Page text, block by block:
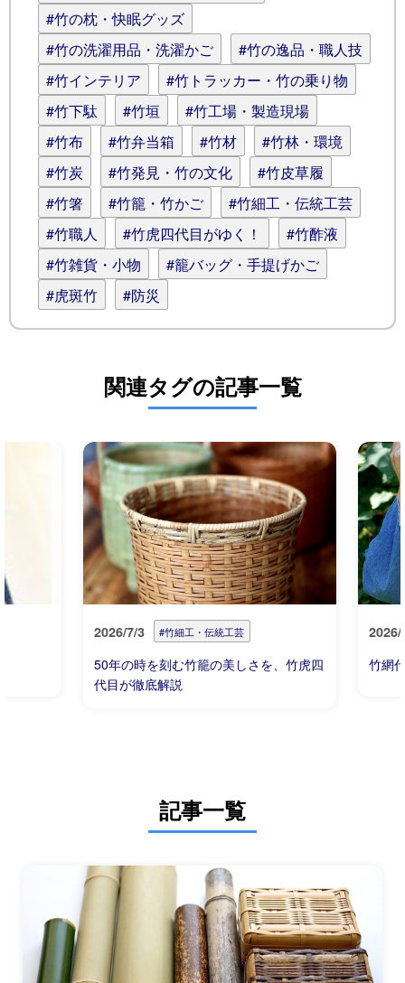
#竹の枕・快眠グッズ
#竹の洗濯用品・洗濯かご
#竹の逸品・職人技
#竹インテリア
#竹トラッカー・竹の乗り物
#竹下駄
#竹垣
#竹工場・製造現場
#竹布
#竹弁当箱 #竹材
#竹林・環境
#竹炭
#竹発見・竹の文化
#竹皮草履
#竹箸
#竹籠・竹かご
#竹細工・伝統工芸
#竹職人
#竹虎四代目がゆく！
#竹酢液
#竹雑貨・小物
#籠バッグ・手提げかご
#虎斑竹
#防災
関連タグの記事一覧
2026/7/3 #竹細工・伝統工芸
50年の時を刻む竹籠の美しさを、竹虎四
代目が徹底解説
2026/
竹網
記事一覧